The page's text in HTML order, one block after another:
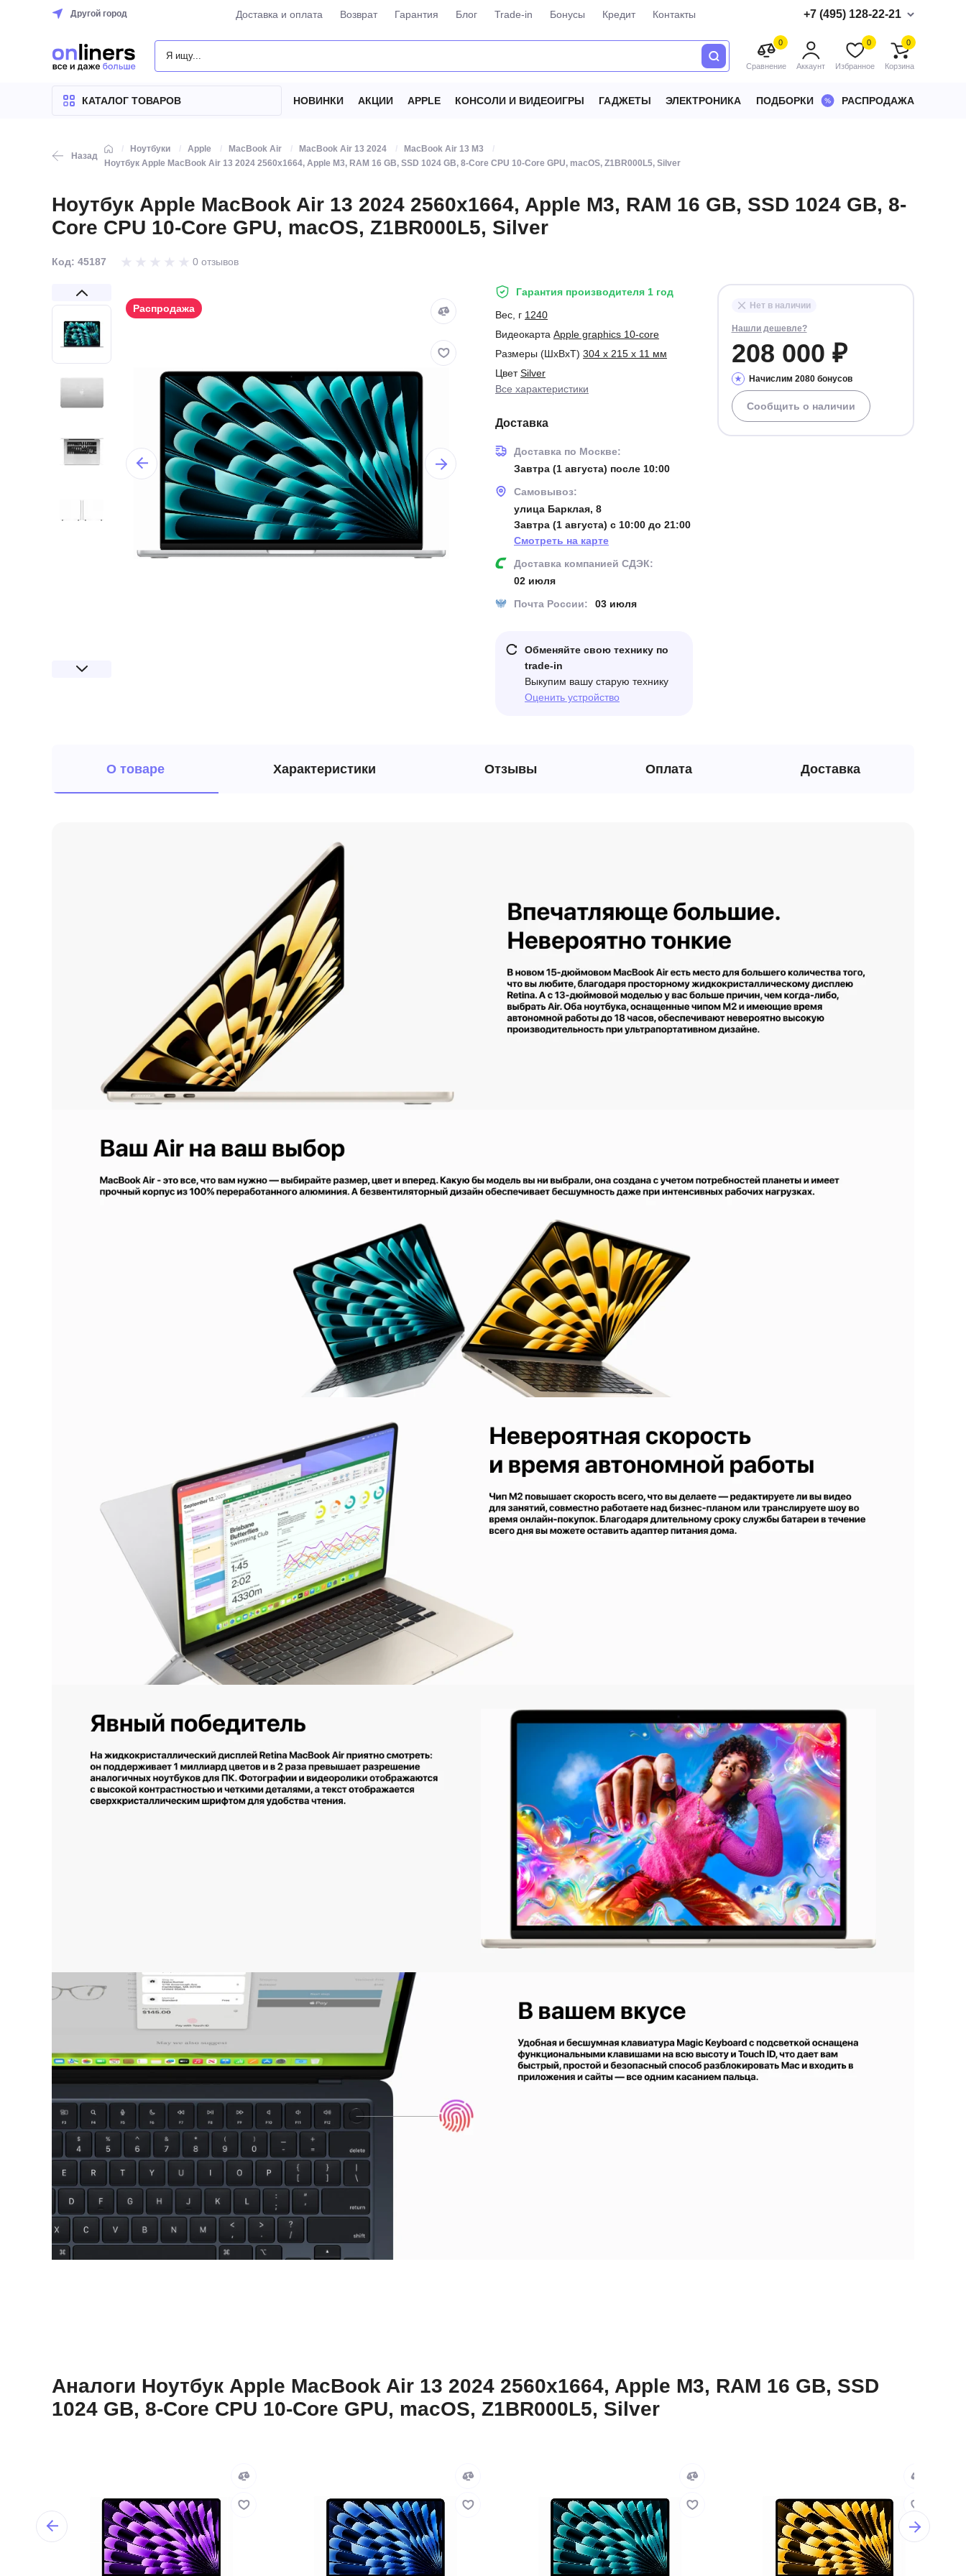
Другой город Доставка и оплата Возврат Гарантия Блог Trade-in Бонусы Кредит Контакты +7 (495) 128-22-21
ТОВАРОВ
0
Сравнение Аккаунт
0
Избранное
0
Корзина
КАТАЛОГ ТОВАРОВ НОВИНКИ АКЦИИ APPLE КОНСОЛИ И ВИДЕОИГРЫ ГАДЖЕТЫ ЭЛЕКТРОНИКА ПОДБОРКИ РАСПРОДАЖА
Назад
Ноутбуки Apple MacBook Air MacBook Air 13 2024
MacBook Air 13 M3
Ноутбук Apple MacBook Air 13 2024 2560x1664, Apple M3, RAM 16 GB, SSD 1024 GB, 8-Core CPU 10-Core GPU, macOS, Z1BR000L5, Silver
Ноутбук Apple MacBook Air 13 2024 2560x1664, Apple M3, RAM 16 GB, SSD 1024 GB, 8-
Core CPU 10-Core GPU, macOS, Z1BR000L5, Silver
Код: 45187 0 отзывов
Распродажа
Гарантия производителя 1 год
Вес, г 1240
Видеокарта Apple graphics 10-core
Размеры (ШxВxТ) 304 x 215 x 11 мм
ЦветSilver
Все характеристики
Доставка
Доставка по Москве:
Завтра (1 августа) после 10:00
Самовывоз:
улица Барклая, 8
Завтра (1 августа) с 10:00 до 21:00
Смотреть на карте
Доставка компанией СДЭК:
02 июля
Почта России:
03 июля
Обменяйте свою технику по
trade-in
Выкупим вашу старую технику
Оценить устройство
Нет в наличии
Нашли дешевле?
208 000 ₽
Начислим 2080 бонусов
Сообщить о наличии
О товаре Характеристики Отзывы Оплата Доставка
Аналоги Ноутбук Apple MacBook Air 13 2024 2560x1664, Apple M3, RAM 16 GB, SSD
1024 GB, 8-Core CPU 10-Core GPU, macOS, Z1BR000L5, Silver